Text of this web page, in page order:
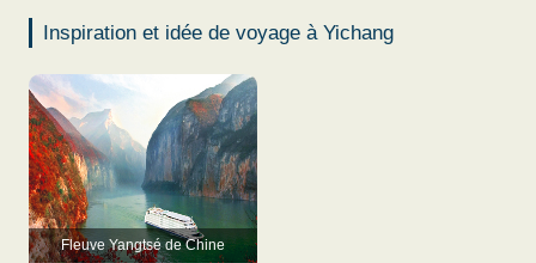
Inspiration et idée de voyage à Yichang
Fleuve Yangtsé de Chine